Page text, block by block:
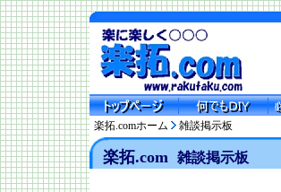
楽拓.comホーム 雑談掲示板
楽拓.com 雑談掲示板